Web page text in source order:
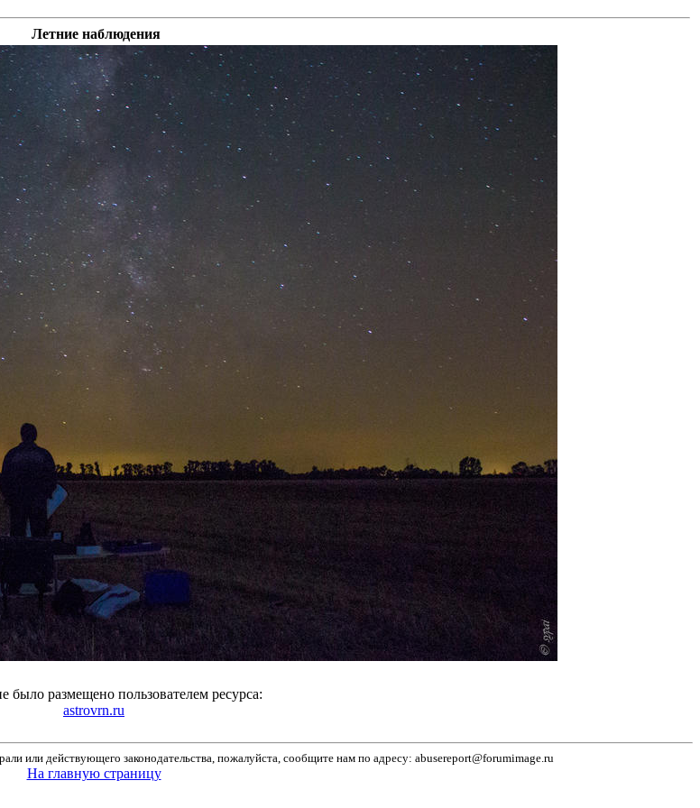
Летние наблюдения
было размещено пользователем ресурса:
astrovrn.ru
или действующего законодательства, пожалуйста, сообщите нам по адресу: abusereport@forumimage.ru
На главную страницу